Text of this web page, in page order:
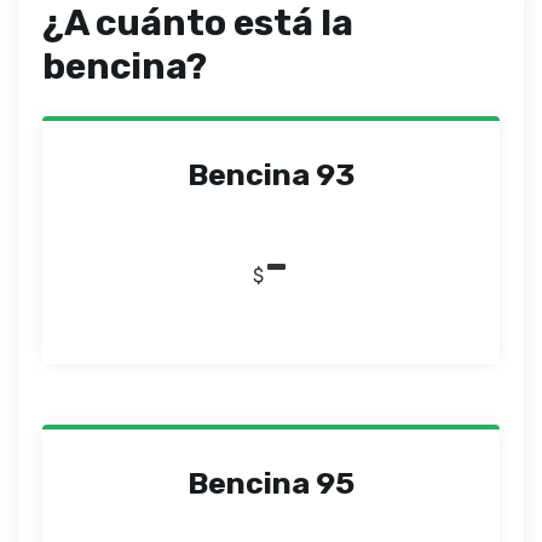
¿A cuánto está la
bencina?
Bencina 93
$-
Bencina 95